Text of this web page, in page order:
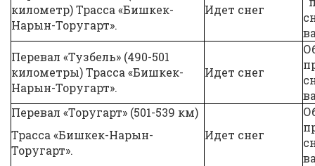
километр) Трасса «Бишкек-
Нарын-Торугарт».
Идет снег
Перевал «Тузбель» (490-501
километры) Трасса «Бишкек-
Нарын-Торугарт».
Идет снег
Перевал «Торугарт» (501-539 км)
Трасса «Бишкек-Нарын-
Торугарт».
Идет снег